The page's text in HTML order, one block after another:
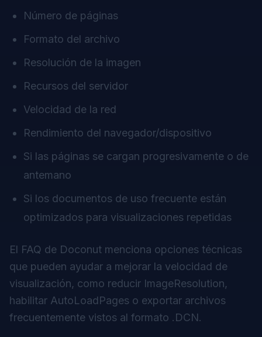
Número de páginas
Formato del archivo
Resolución de la imagen
Recursos del servidor
Velocidad de la red
Rendimiento del navegador/dispositivo
Si las páginas se cargan progresivamente o de
antemano
Si los documentos de uso frecuente están
optimizados para visualizaciones repetidas
El FAQ de Doconut menciona opciones técnicas
que pueden ayudar a mejorar la velocidad de
visualización, como reducir ImageResolution,
habilitar AutoLoadPages o exportar archivos
frecuentemente vistos al formato .DCN.